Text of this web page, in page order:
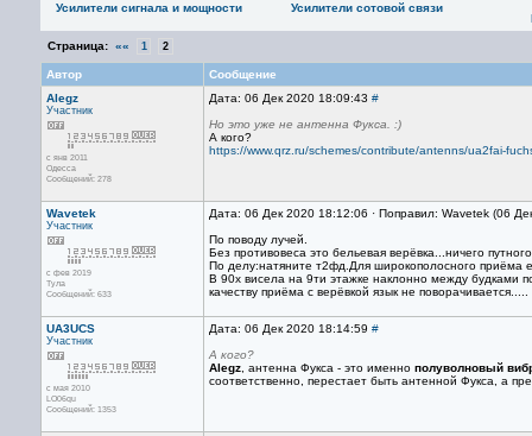
Усилители сигнала и мощности
Усилители сотовой связи
Страница: «« 1 2
Автор
Сообщение
Alegz
Участник
с янв 2011
Одесса
Сообщений: 278
Дата: 06 Дек 2020 18:09:43 #
Но это уже не антенна Фукса. :)
А кого?
https://www.qrz.ru/schemes/contribute/antenns/ua2fai-
Wavetek
Участник
с фев 2019
Тула
Сообщений: 633
Дата: 06 Дек 2020 18:12:06 · Поправил: Wavetek (06
По поводу лучей.
Без противовеса это бельевая верёвка...ничего
По делу:натяните т2фд.Для широкополосного
В 90х висела на 9ти этажке наклонно между будками
качеству приёма с верёвкой язык не поворачивается.....
UA3UCS
Участник
с мая 2010
LO06qu
Сообщений: 1353
Дата: 06 Дек 2020 18:14:59 #
А кого?
Alegz , антенна Фукса - это именно полуволновый
соответственно, перестает быть антенной Фукса, а